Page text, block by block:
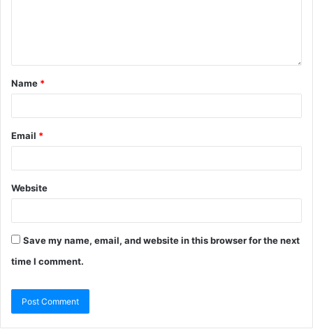
Name *
Email *
Website
Save my name, email, and website in this browser for the next
time I comment.